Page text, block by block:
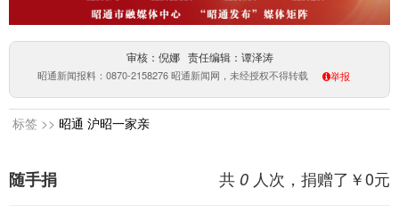
审核：倪娜 责任编辑：谭泽涛
昭通新闻报料：0870-2158276 昭通新闻网，未经授权不得转载 举报
标签 >> 昭通 沪昭一家亲
共 0 人次，捐赠了￥0元
随手捐